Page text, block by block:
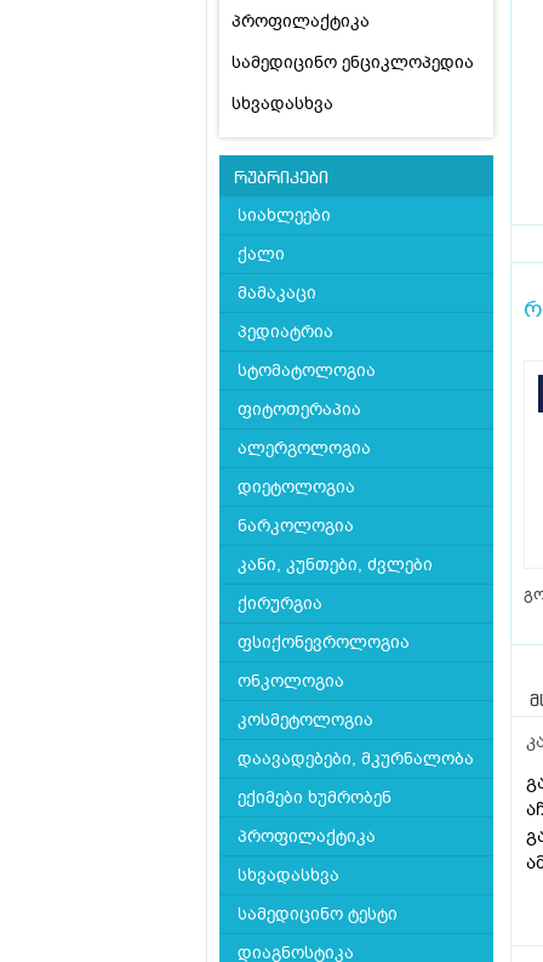
პროფილაქტიკა
სამედიცინო ენციკლოპედია
სხვადასხვა
რუბრიკები
სიახლეები
ქალი
მამაკაცი
პედიატრია
სტომატოლოგია
ფიტოთერაპია
ალერგოლოგია
დიეტოლოგია
ნარკოლოგია
კანი, კუნთები, ძვლები
ქირურგია
ფსიქონევროლოგია
ონკოლოგია
კოსმეტოლოგია
დაავადებები, მკურნალობა
ექიმები ხუმრობენ
პროფილაქტიკა
სხვადასხვა
სამედიცინო ტესტი
დიაგნოსტიკა